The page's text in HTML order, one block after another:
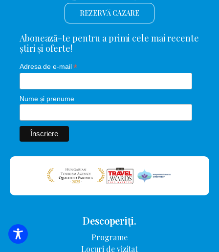
CĂUTARE DE CAZARE
REZERVĂ CAZARE
Abonează-te pentru a primi cele mai recente
știri și oferte!
Adresa de e-mail*
Nume și prenume
Descoperiți.
Programe
Locuri de vizitat